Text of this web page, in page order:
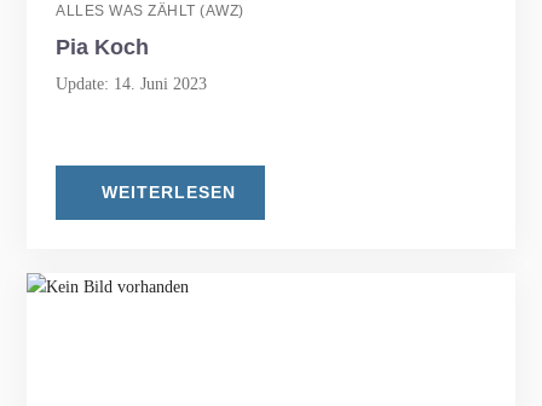
ALLES WAS ZÄHLT (AWZ)
Pia Koch
Update: 14. Juni 2023
WEITERLESEN